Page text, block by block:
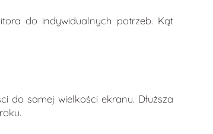
do indywidualnych potrzeb. Kąt
do samej wielkości ekranu. Dłuższa